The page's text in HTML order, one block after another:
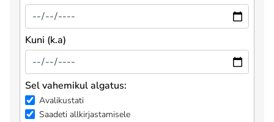
Kuni (k.a)
Sel vahemikul algatus:
Avalikustati
Saadeti allkirjastamisele